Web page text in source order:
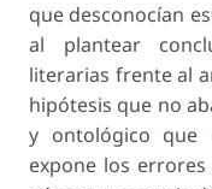
que desconocían
al plantear
literarias frente al
hipótesis que no
y ontológico que
expone los